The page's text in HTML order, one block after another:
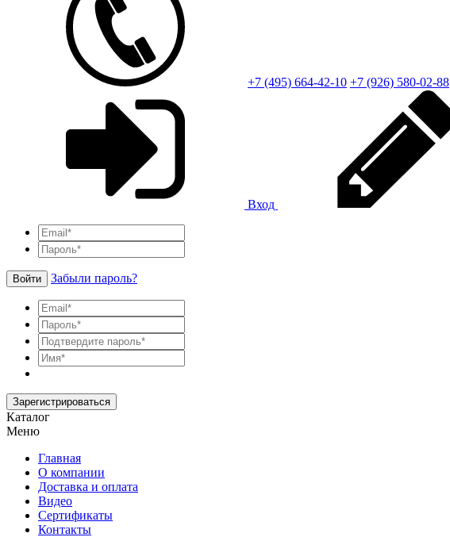
+7 (495) 664-42-10 +7 (926) 580-02-88
Вход
Войти Забыли пароль?
Зарегистрироваться
Каталог
Меню
Главная
О компании
Доставка и оплата
Видео
Сертификаты
Контакты